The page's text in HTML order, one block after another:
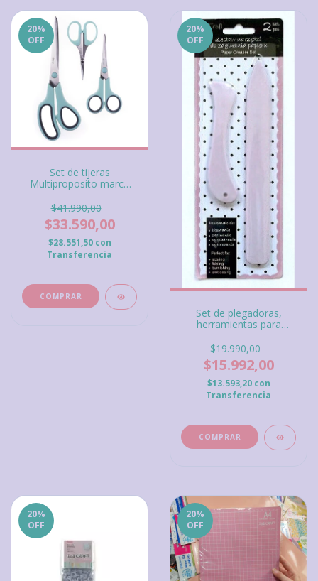
20%
OFF
Set de tijeras
Multiproposito marca
$41.990,00
$33.590,00
$28.551,50 con
Transferencia
20%
OFF
Set de plegadoras,
herramientas para
$19.990,00
$15.992,00
$13.593,20 con
Transferencia
20%
OFF
20%
OFF